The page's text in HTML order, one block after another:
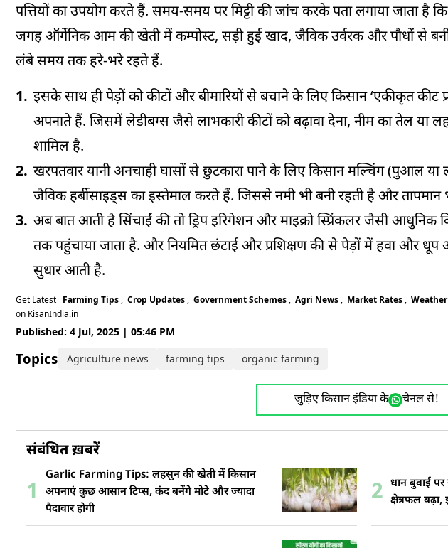
पत्तियों का उपयोग करते हैं. समय-समय पर मिट्टी की जांच करके पता लगाया जाता
जगह ऑर्गेनिक आम की खेती में कम्पोस्ट, सड़ी हुई खाद, जैविक उर्वरक और पौधों से
लंबे समय तक हरे-भरे रहते हैं.
इसके साथ ही पेड़ों को कीटों और बीमारियों से बचाने के लिए किसान ‘एकीकृत
अपनाते हैं. जिसमें लेडीबग्स जैसे लाभकारी कीटों को बढ़ावा देना, नीम का तेल या
शामिल है.
खरपतवार यानी अनचाही घासों से छुटकारा पाने के लिए किसान मल्चिंग (पुआल
जैविक हर्बीसाइड्स का इस्तेमाल करते हैं. जिससे नमी भी बनी रहती है और तापमान
अब बात आती है सिंचाईं की तो ड्रिप इरिगेशन और माइक्रो स्प्रिंकलर जैसी
तक पहुंचाया जाता है. और नियमित छंटाई और प्रशिक्षण की से पेड़ों में हवा और
सुधार आती है.
Get Latest Farming Tips , Crop Updates , Government Schemes , Agri News , Market Rates ,
on KisanIndia.in
Published: 4 Jul, 2025 | 05:46 PM
Topics: Agriculture news farming tips organic farming
जुड़िए किसान इंडिया के चैनल से!
संबंधित ख़बरें
1
Garlic Farming Tips: लहसुन की खेती में किसान
अपनाएं कुछ आसान टिप्स, कंद बनेंगे मोटे और ज्यादा
पैदावार होगी
2 धान बुवाई पर
क्षेत्रफल